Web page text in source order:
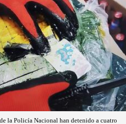
la Policía Nacional han detenido a cuatro